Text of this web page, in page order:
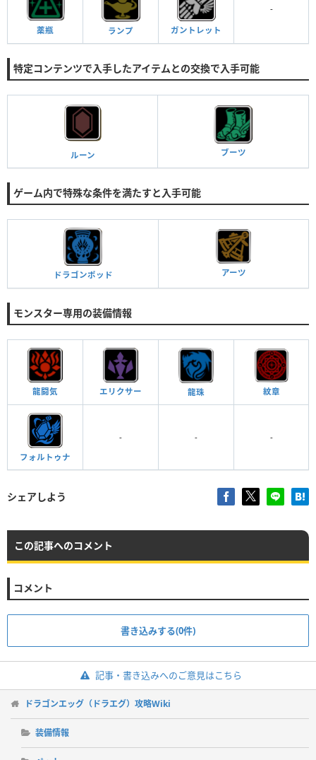
薬瓶 ランプ ガントレット
-
特定コンテンツで入手したアイテムとの交換で入手可能
ルーン ブーツ
ゲーム内で特殊な条件を満たすと入手可能
ドラゴンポッド アーツ
モンスター専用の装備情報
龍闘気 エリクサー 龍珠 紋章
フォルトゥナ
- - -
シェアしよう
この記事へのコメント
コメント
書き込みする(0件)
記事・書き込みへのご意見はこちら
ドラゴンエッグ（ドラエグ）攻略Wiki
装備情報